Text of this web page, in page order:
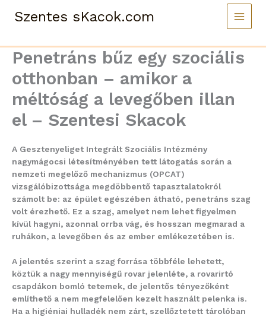
Szentes sKacok.com
Penetráns bűz egy szociális
otthonban – amikor a
méltóság a levegőben illan
el – Szentesi Skacok
A Gesztenyeliget Integrált Szociális Intézmény
nagymágocsi létesítményében tett látogatás során a
nemzeti megelőző mechanizmus (OPCAT)
vizsgálóbizottsága megdöbbentő tapasztalatokról
számolt be: az épület egészében átható, penetráns szag
volt érezhető. Ez a szag, amelyet nem lehet figyelmen
kívül hagyni, azonnal orrba vág, és hosszan megmarad a
ruhákon, a levegőben és az ember emlékezetében is.
A jelentés szerint a szag forrása többféle lehetett,
köztük a nagy mennyiségű rovar jelenléte, a rovarirtó
csapdákon bomló tetemek, de jelentős tényezőként
említhető a nem megfelelően kezelt használt pelenka is.
Ha a higiéniai hulladék nem zárt, szellőztetett tárolóban